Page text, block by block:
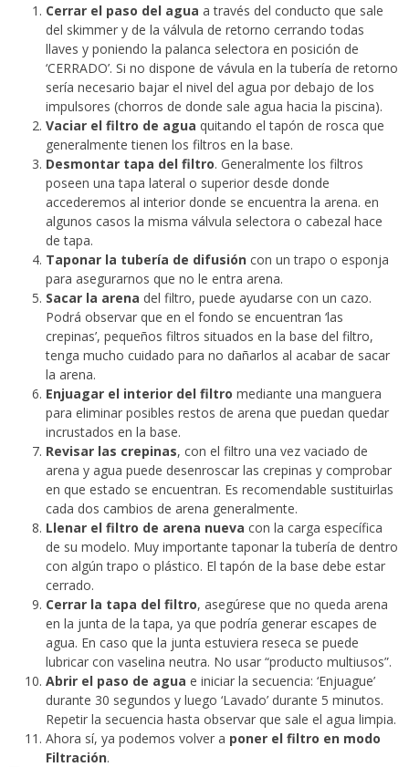
Cerrar el paso del agua a través del conducto que sale
del skimmer y de la válvula de retorno cerrando todas
llaves y poniendo la palanca selectora en posición de
‘CERRADO’. Si no dispone de vávula en la tubería de retorno
sería necesario bajar el nivel del agua por debajo de los
impulsores (chorros de donde sale agua hacia la piscina).
Vaciar el filtro de agua quitando el tapón de rosca que
generalmente tienen los filtros en la base.
Desmontar tapa del filtro. Generalmente los filtros
poseen una tapa lateral o superior desde donde
accederemos al interior donde se encuentra la arena. en
algunos casos la misma válvula selectora o cabezal hace
de tapa.
Taponar la tubería de difusión con un trapo o esponja
para asegurarnos que no le entra arena.
Sacar la arena del filtro, puede ayudarse con un cazo.
Podrá observar que en el fondo se encuentran ‘las
crepinas’, pequeños filtros situados en la base del filtro,
tenga mucho cuidado para no dañarlos al acabar de sacar
la arena.
Enjuagar el interior del filtro mediante una manguera
para eliminar posibles restos de arena que puedan quedar
incrustados en la base.
Revisar las crepinas, con el filtro una vez vaciado de
arena y agua puede desenroscar las crepinas y comprobar
en que estado se encuentran. Es recomendable sustituirlas
cada dos cambios de arena generalmente.
Llenar el filtro de arena nueva con la carga específica
de su modelo. Muy importante taponar la tubería de dentro
con algún trapo o plástico. El tapón de la base debe estar
cerrado.
Cerrar la tapa del filtro, asegúrese que no queda arena
en la junta de la tapa, ya que podría generar escapes de
agua. En caso que la junta estuviera reseca se puede
lubricar con vaselina neutra. No usar “producto multiusos”.
Abrir el paso de agua e iniciar la secuencia: ‘Enjuague’
durante 30 segundos y luego ‘Lavado’ durante 5 minutos.
Repetir la secuencia hasta observar que sale el agua limpia.
Ahora sí, ya podemos volver a poner el filtro en modo
Filtración.